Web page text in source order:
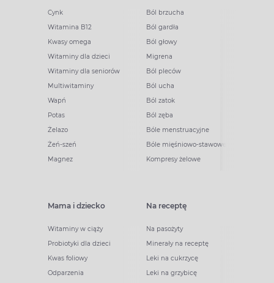
Cynk
Witamina B12
Kwasy omega
Witaminy dla dzieci
Witaminy dla seniorów
Multiwitaminy
Wapń
Potas
Żelazo
Żeń-szeń
Magnez
Ból brzucha
Ból gardła
Ból głowy
Migrena
Ból pleców
Ból ucha
Ból zatok
Ból zęba
Bóle menstruacyjne
Bóle mięśniowo-stawowe
Kompresy żelowe
Mama i dziecko
Witaminy w ciąży
Probiotyki dla dzieci
Kwas foliowy
Odparzenia
Na receptę
Na pasożyty
Minerały na receptę
Leki na cukrzycę
Leki na grzybicę